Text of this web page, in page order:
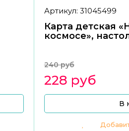
Артикул: 31045499
Карта детская
космосе»,
240 руб
228 руб
В